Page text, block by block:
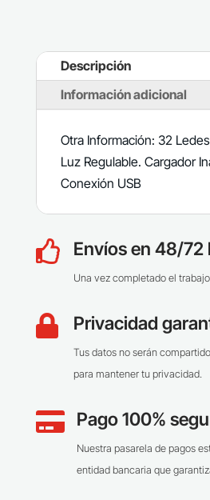
Descripción
Información adicional
Otra Información: 32
Luz Regulable. Cargador
Conexión USB
 Envíos en 48/72
Una vez completado el
 Privacidad
Tus datos no serán
para mantener tu privacidad.
 Pago 100%
Nuestra pasarela de pagos
entidad bancaria que